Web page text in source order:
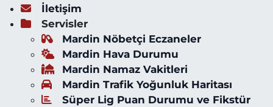
İletişim
Servisler
Mardin Nöbetçi Eczaneler
Mardin Hava Durumu
Mardin Namaz Vakitleri
Mardin Trafik Yoğunluk Haritası
Süper Lig Puan Durumu ve Fikstür